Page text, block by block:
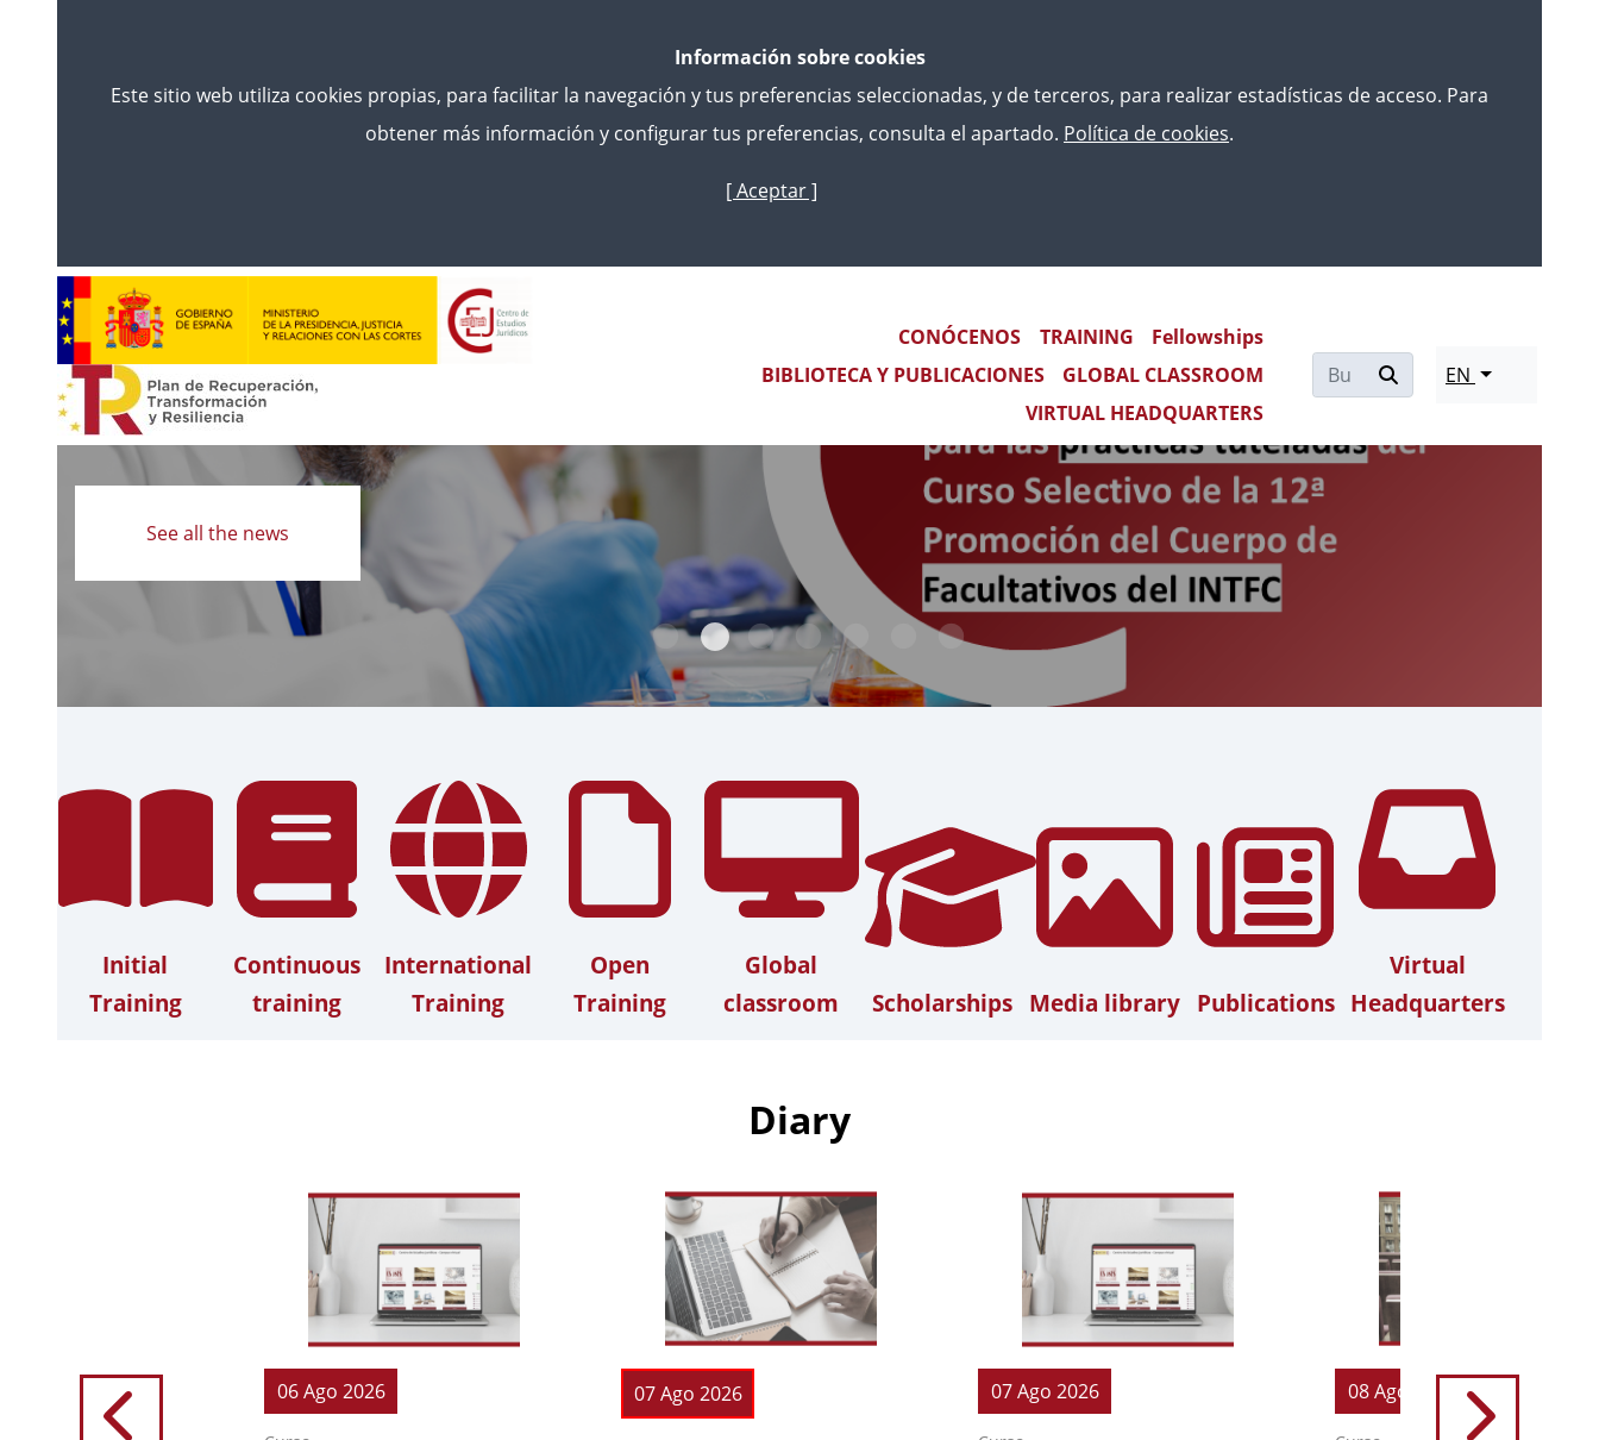
Skip
main
Información sobre cookies
Este sitio web utiliza cookies propias, para facilitar la navegación y tus preferencias seleccionadas, y de terceros, para realizar estadísticas de acceso. Para
obtener más información y configurar tus preferencias, consulta el apartado. Política de cookies.
[ Aceptar ]
Main navigation
CONÓCENOS TRAINING
Fellowships
BIBLIOTECA Y PUBLICACIONES
GLOBAL CLASSROOM
VIRTUAL HEADQUARTERS
EN
Read
more
See all the news
Initial
Training
Continuous
training
International
Training
Open
Training
Global
classroom
Scholarships Media library Publications
Virtual
Headquarters
Diary
06 Ago 2026 07 Ago 2026 07 Ago 2026 08 Ago 2026